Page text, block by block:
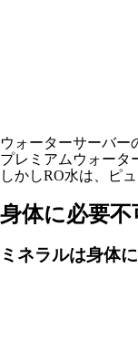
ウォーターサーバー
プレミアムウォータ
しかしRO水は、ピ
身体に必要
ミネラルは身体